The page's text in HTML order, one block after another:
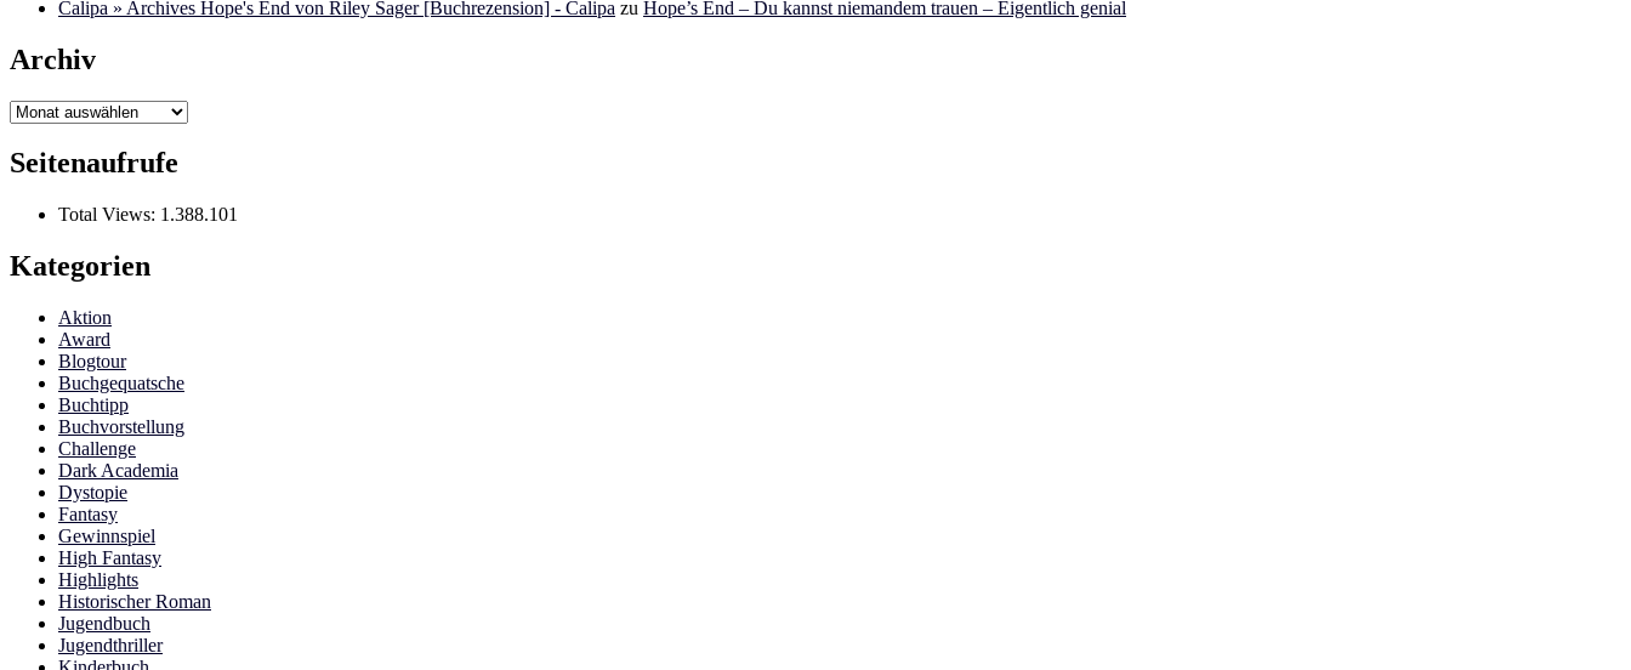
Calipa » Archives Hope's End von Riley Sager [Buchrezension] - Calipa zu Hope’s End – Du kannst niemandem trauen – Eigentlich genial
Archiv
Archiv
Seitenaufrufe
Total Views: 1.388.101
Kategorien
Aktion
Award
Blogtour
Buchgequatsche
Buchtipp
Buchvorstellung
Challenge
Dark Academia
Dystopie
Fantasy
Gewinnspiel
High Fantasy
Highlights
Historischer Roman
Jugendbuch
Jugendthriller